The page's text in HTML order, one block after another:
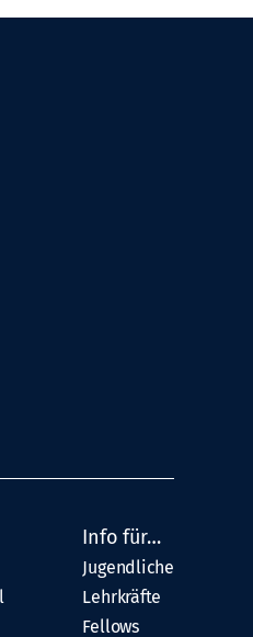
Info für…
Jugendliche
Lehrkräfte
Fellows